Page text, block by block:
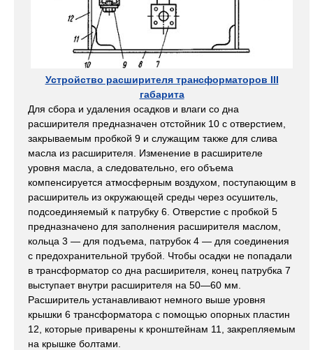
Устройство расширителя трансформаторов III
габарита
Для сбора и удаления осадков и влаги со дна
расширителя предназначен отстойник 10 с отверстием,
закрываемым пробкой 9 и служащим также для слива
масла из расширителя. Изменение в расширителе
уровня масла, а следовательно, его объема
компенсируется атмосферным воздухом, поступающим в
расширитель из окружающей среды через осушитель,
подсоединяемый к патрубку 6. Отверстие с пробкой 5
предназначено для заполнения расширителя маслом,
кольца 3 — для подъема, патрубок 4 — для соединения
с предохранительной трубой. Чтобы осадки не попадали
в трансформатор со дна расширителя, конец патрубка 7
выступает внутри расширителя на 50—60 мм.
Расширитель устанавливают немного выше уровня
крышки 6 трансформатора с помощью опорных пластин
12, которые приварены к кронштейнам 11, закрепляемым
на крышке болтами.